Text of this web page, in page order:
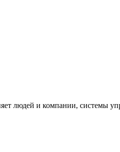
людей и компании, системы